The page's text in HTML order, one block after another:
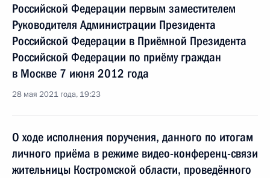
Российской Федерации первым заместителем
Руководителя Администрации Президента
Российской Федерации в Приёмной Президента
Российской Федерации по приёму граждан
в Москве 7 июня 2012 года
28 мая 2021 года, 19:23
О ходе исполнения поручения, данного по итогам
личного приёма в режиме видео-конференц-связи
жительницы Костромской области, проведённого